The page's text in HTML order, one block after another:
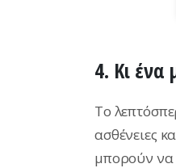
4. Κι ένα
Το
ασθένειες
μπορούν να